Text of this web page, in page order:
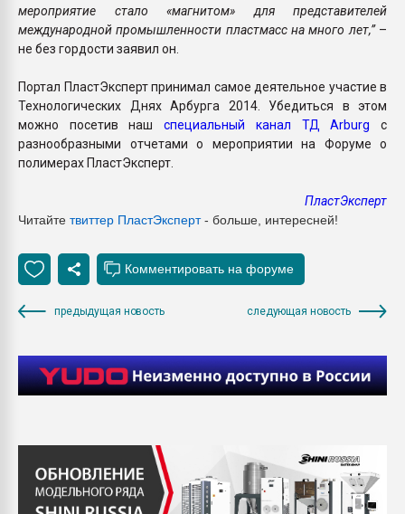
мероприятие стало «магнитом» для представителей
международной промышленности пластмасс на много лет,”–
не без гордости заявил он.
Портал ПластЭксперт принимал самое деятельное участие в
Технологических Днях Арбурга 2014. Убедиться в этом
можно посетив нашспециальный канал ТД Arburg с
разнообразными отчетами о мероприятии на Форуме о
полимерах ПластЭксперт.
ПластЭксперт
Читайте твиттер ПластЭксперт- больше, интересней!
предыдущая новость следующая новость